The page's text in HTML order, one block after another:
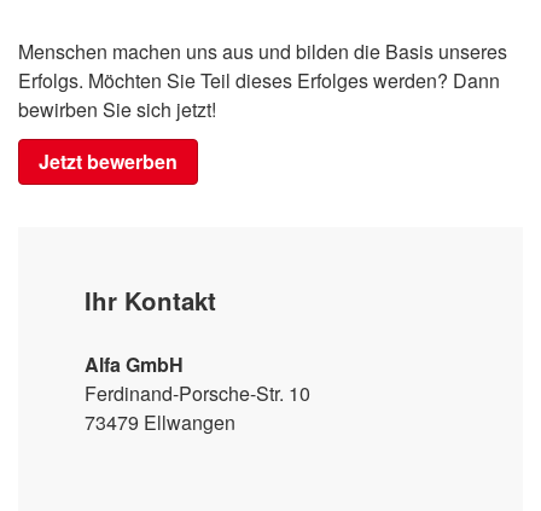
Menschen machen uns aus und bilden die Basis unseres
Erfolgs. Möchten Sie Teil dieses Erfolges werden? Dann
bewirben Sie sich jetzt!
Jetzt bewerben
Ihr Kontakt
Alfa GmbH
Ferdinand-Porsche-Str. 10
73479 Ellwangen